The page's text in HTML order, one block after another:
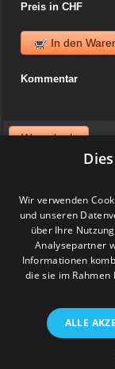
Preis in CHF
In den
Kommentar
Warenkorb
06. April 2025
Jazzvinyl.ch ist
Wir haben auch
viel Dolphy, Art
Feedback
Wir verwenden
und unseren
über Ihre
Analysepartner
Informationen
die sie im
ALLE